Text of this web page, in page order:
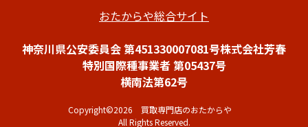
おたからや総合サイト
神奈川県公安委員会 第451330007081号株式会社芳春
特別国際種事業者 第05437号
横南法第62号
Copyright©2026 買取専門店のおたからや
All Rights Reserved.